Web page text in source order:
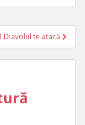
Diavolul te atacă